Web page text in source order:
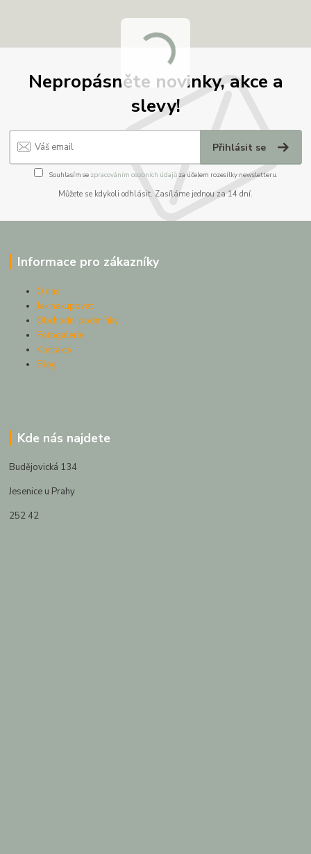
Nepropásněte novinky, akce a
slevy!
Přihlásit se
Souhlasím se zpracováním osobních údajůza účelem rozesílky newsletteru.
Můžete se kdykoli odhlásit. Zasíláme jednou za 14 dní.
Informace pro zákazníky
O nás
Jak nakupovat
Obchodní podmínky
Fotogalerie
Kontakty
Blog
Kde nás najdete
Budějovická 134
Jesenice u Prahy
252 42